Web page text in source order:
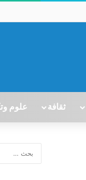
ثقافة علوم